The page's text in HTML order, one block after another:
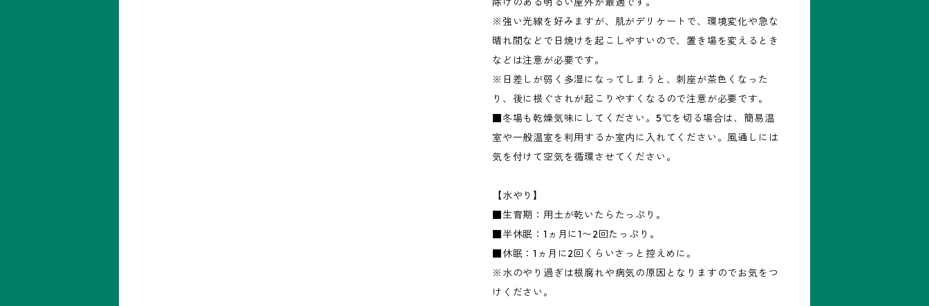
※強い光線を好みますが、肌がデリケートで、環境変化や急な
晴れ間などで日焼けを起こしやすいので、置き場を変えるとき
などは注意が必要です。
※日差しが弱く多湿になってしまうと、刺座が茶色くなった
り、後に根ぐされが起こりやすくなるので注意が必要です。
■冬場も乾燥気味にしてください。5℃を切る場合は、簡易温
室や一般温室を利用するか室内に入れてください。風通しには
気を付けて空気を循環させてください。
【水やり】
■生育期：用土が乾いたらたっぷり。
■半休眠：1ヵ月に1〜2回たっぷり。
■休眠：1ヵ月に2回くらいさっと控えめに。
※水のやり過ぎは根腐れや病気の原因となりますのでお気をつ
けください。